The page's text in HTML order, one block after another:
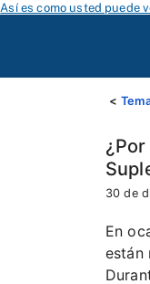
Así es como usted puede
30 de
En
están